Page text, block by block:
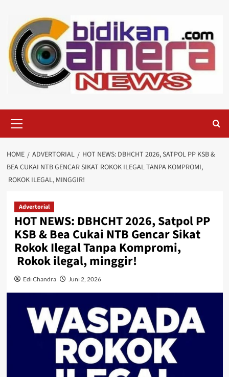
content
Menu
HOME ADVERTORIAL
HOT NEWS: DBHCHT 2026, SATPOL PP KSB &
BEA CUKAI NTB GENCAR SIKAT ROKOK ILEGAL TANPA KOMPROMI,
ROKOK ILEGAL, MINGGIR!
Advertorial
HOT NEWS: DBHCHT 2026, Satpol PP
KSB & Bea Cukai NTB Gencar Sikat
Rokok Ilegal Tanpa Kompromi,
Rokok ilegal, minggir!
Edi Chandra Juni 2, 2026